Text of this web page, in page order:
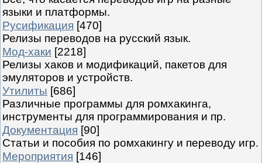
языки и платформы.
Русификация [470]
Релизы переводов на русский язык.
Мод-хаки [2218]
Релизы хаков и модификаций, пакетов для
эмуляторов и устройств.
Утилиты [686]
Различные программы для ромхакинга,
инструменты для программирования и пр.
Документация [90]
Статьи и пособия по ромхакингу и переводу игр.
Мероприятия [146]